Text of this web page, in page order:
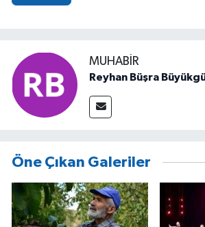
MUHABIR
Reyhan Büşra
Öne Çıkan Galeriler